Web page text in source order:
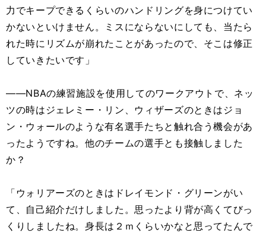
力でキープできるくらいのハンドリングを身につけてい
かないといけません。ミスにならないにしても、当たら
れた時にリズムが崩れたことがあったので、そこは修正
していきたいです」
――NBAの練習施設を使用してのワークアウトで、ネッ
ツの時はジェレミー・リン、ウィザーズのときはジョ
ン・ウォールのような有名選手たちと触れ合う機会があ
ったようですね。他のチームの選手とも接触しました
か？
「ウォリアーズのときはドレイモンド・グリーンがい
て、自己紹介だけしました。思ったより背が高くてびっ
くりしましたね。身長は２ｍくらいかなと思ってたんで